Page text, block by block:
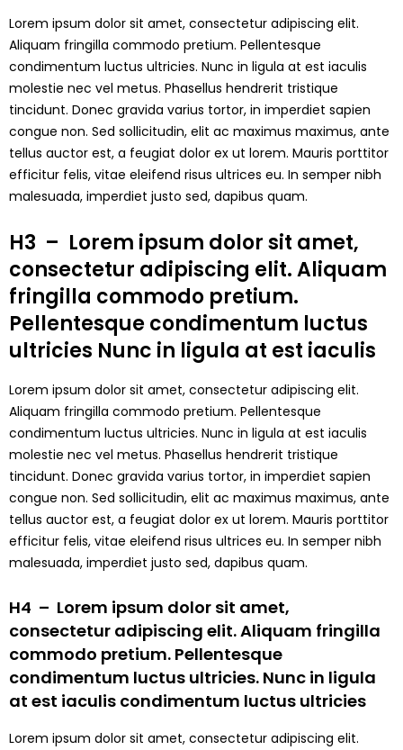
Lorem ipsum dolor sit amet, consectetur adipiscing elit.
Aliquam fringilla commodo pretium. Pellentesque
condimentum luctus ultricies. Nunc in ligula at est iaculis
molestie nec vel metus. Phasellus hendrerit tristique
tincidunt. Donec gravida varius tortor, in imperdiet sapien
congue non. Sed sollicitudin, elit ac maximus maximus, ante
tellus auctor est, a feugiat dolor ex ut lorem. Mauris porttitor
efficitur felis, vitae eleifend risus ultrices eu. In semper nibh
malesuada, imperdiet justo sed, dapibus quam.
H3 – Lorem ipsum dolor sit amet,
consectetur adipiscing elit. Aliquam
fringilla commodo pretium.
Pellentesque condimentum luctus
ultricies Nunc in ligula at est iaculis
Lorem ipsum dolor sit amet, consectetur adipiscing elit.
Aliquam fringilla commodo pretium. Pellentesque
condimentum luctus ultricies. Nunc in ligula at est iaculis
molestie nec vel metus. Phasellus hendrerit tristique
tincidunt. Donec gravida varius tortor, in imperdiet sapien
congue non. Sed sollicitudin, elit ac maximus maximus, ante
tellus auctor est, a feugiat dolor ex ut lorem. Mauris porttitor
efficitur felis, vitae eleifend risus ultrices eu. In semper nibh
malesuada, imperdiet justo sed, dapibus quam.
H4 – Lorem ipsum dolor sit amet,
consectetur adipiscing elit. Aliquam fringilla
commodo pretium. Pellentesque
condimentum luctus ultricies. Nunc in ligula
at est iaculis condimentum luctus ultricies
Lorem ipsum dolor sit amet, consectetur adipiscing elit.